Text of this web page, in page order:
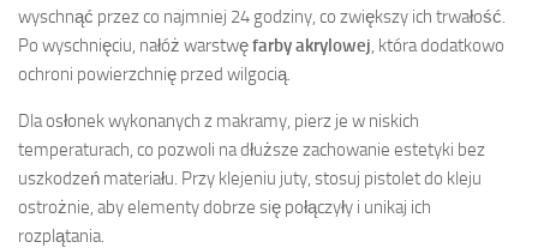
wyschnąć przez co najmniej 24 godziny, co zwiększy ich trwałość.
Po wyschnięciu, nałóż warstwęfarby akrylowej, która dodatkowo
ochroni powierzchnię przed wilgocią.
Dla osłonek wykonanych z makramy, pierz je w niskich
temperaturach, co pozwoli na dłuższe zachowanie estetyki bez
uszkodzeń materiału. Przy klejeniu juty, stosuj pistolet do kleju
ostrożnie, aby elementy dobrze się połączyły i unikaj ich
rozplątania.